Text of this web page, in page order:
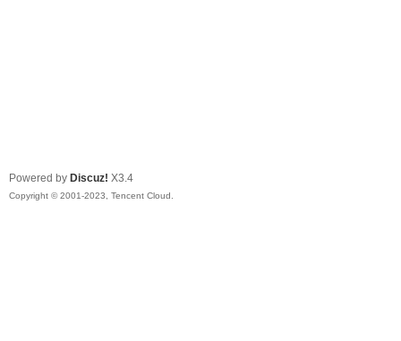
Powered by Discuz! X3.4
Copyright © 2001-2023, Tencent Cloud.